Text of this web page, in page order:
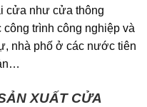
cửa như cửa thông
trình công nghiệp và
nhà phố ở các nước tiên
XUẤT CỬA